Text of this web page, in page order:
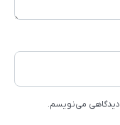
دیدگاهی می‌نویسم.